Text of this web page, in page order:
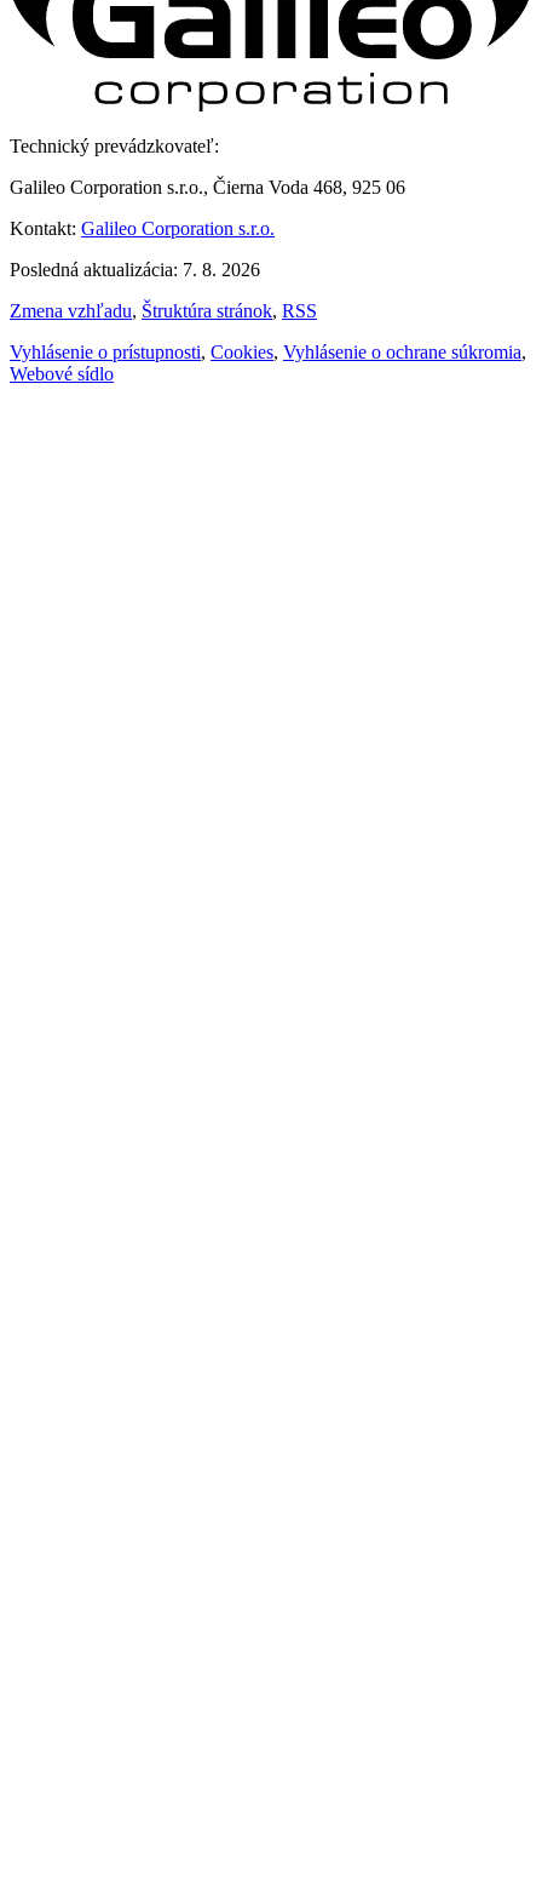
Technický prevádzkovateľ:
Galileo Corporation s.r.o., Čierna Voda 468, 925 06
Kontakt: Galileo Corporation s.r.o.
Posledná aktualizácia: 7. 8. 2026
Zmena vzhľadu, Štruktúra stránok, RSS
Vyhlásenie o prístupnosti, Cookies, Vyhlásenie o ochrane súkromia,
Webové sídlo